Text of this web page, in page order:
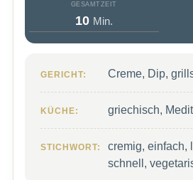
GESAMTZEIT
10Minuten
Min.
GERICHT: Creme, Dip,
KÜCHE: griechisch,
STICHWORT:
cremig, einfach,
schnell,